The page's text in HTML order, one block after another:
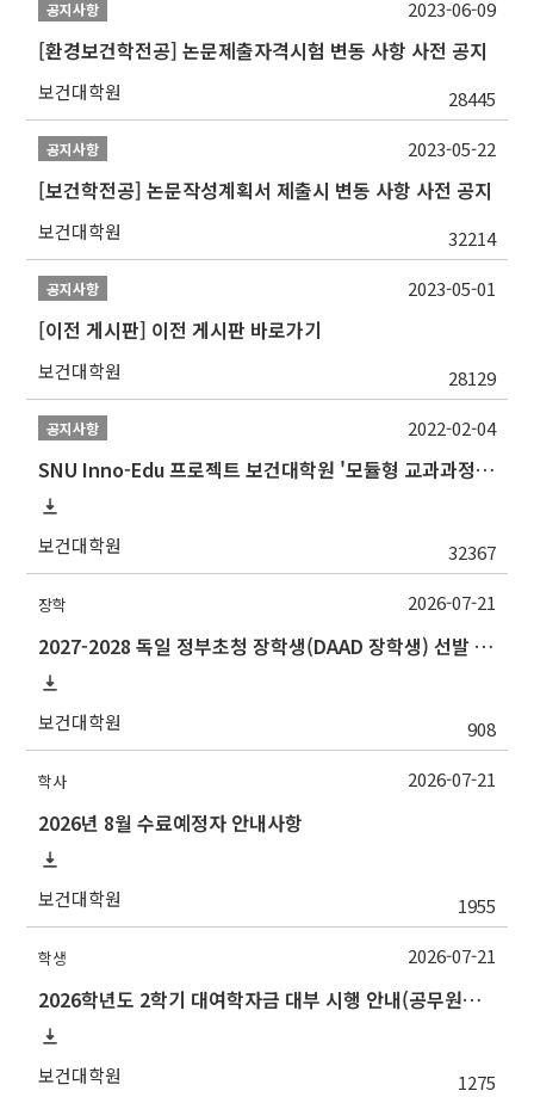
공지사항
[환경보건학전공] 논문제출자격시험 변동 사항 사전 공지
보건대학원 28445
2023-06-09
공지사항
[보건학전공] 논문작성계획서 제출시 변동 사항 사전 공지
보건대학원 32214
2023-05-22
공지사항
[이전 게시판] 이전 게시판 바로가기
보건대학원 28129
2023-05-01
공지사항
SNU Inno-Edu 프로젝트 보건대학원 '모듈형 교과과정' 안내(revised 2022/2/28)
보건대학원 32367
2022-02-04
장학
2027-2028 독일 정부초청 장학생(DAAD 장학생) 선발 안내
보건대학원 908
2026-07-21
학사
2026년 8월 수료예정자 안내사항
보건대학원 1955
2026-07-21
학생
2026학년도 2학기 대여학자금 대부 시행 안내(공무원연금공단)
보건대학원 1275
2026-07-21